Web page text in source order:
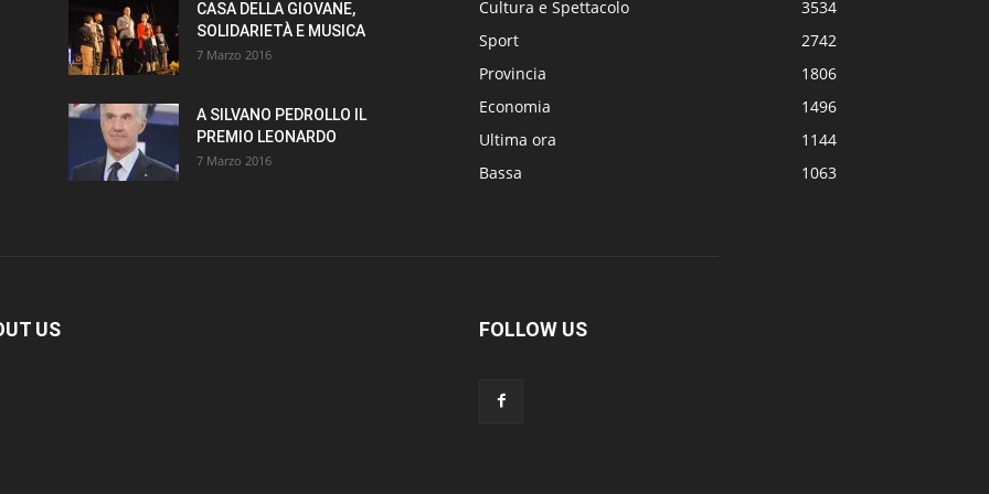
CASA DELLA GIOVANE,
SOLIDARIETÀ E MUSICA
7 Marzo 2016
A SILVANO PEDROLLO IL
PREMIO LEONARDO
7 Marzo 2016
Cultura e Spettacolo
3534
Sport
2742
Provincia
1806
Economia
1496
Ultima ora
1144
Bassa
1063
US FOLLOW US